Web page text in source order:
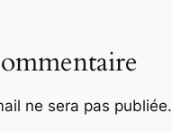
ne sera pas publiée.